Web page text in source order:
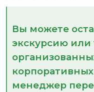
Вы можете
экскурсию или
менеджер